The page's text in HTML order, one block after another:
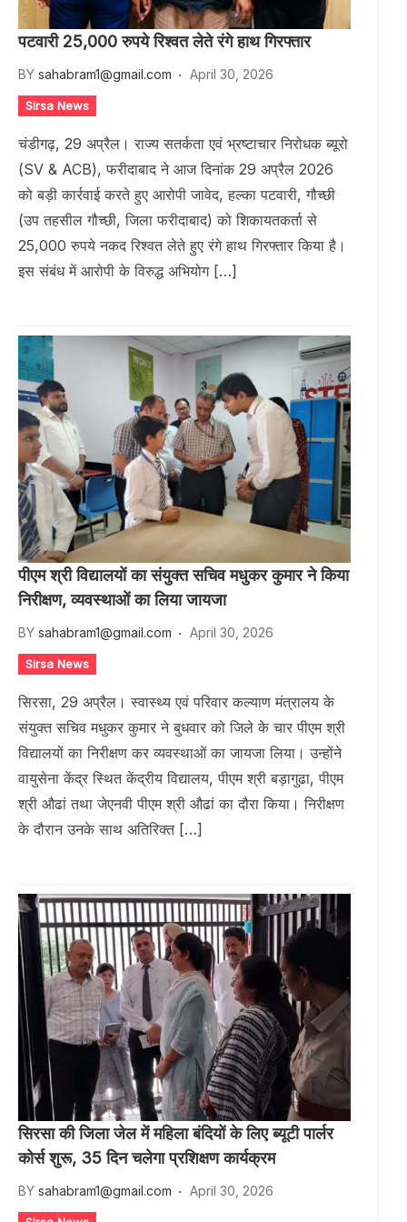
पटवारी 25,000 रुपये रिश्वत लेते रंगे हाथ गिरफ्तार
BY sahabram1@gmail.com April 30, 2026
Sirsa News
चंडीगढ़, 29 अप्रैल। राज्य सतर्कता एवं भ्रष्टाचार निरोधक ब्यूरो
(SV & ACB), फरीदाबाद ने आज दिनांक 29 अप्रैल 2026
को बड़ी कार्रवाई करते हुए आरोपी जावेद, हल्का पटवारी, गौच्छी
(उप तहसील गौच्छी, जिला फरीदाबाद) को शिकायतकर्ता से
25,000 रुपये नकद रिश्वत लेते हुए रंगे हाथ गिरफ्तार किया है।
इस संबंध में आरोपी के विरुद्ध अभियोग […]
पीएम श्री विद्यालयों का संयुक्त सचिव मधुकर कुमार ने किया
निरीक्षण, व्यवस्थाओं का लिया जायजा
BY sahabram1@gmail.com April 30, 2026
Sirsa News
सिरसा, 29 अप्रैल। स्वास्थ्य एवं परिवार कल्याण मंत्रालय के
संयुक्त सचिव मधुकर कुमार ने बुधवार को जिले के चार पीएम श्री
विद्यालयों का निरीक्षण कर व्यवस्थाओं का जायजा लिया। उन्होंने
वायुसेना केंद्र स्थित केंद्रीय विद्यालय, पीएम श्री बड़ागुढा, पीएम
श्री औढां तथा जेएनवी पीएम श्री औढां का दौरा किया। निरीक्षण
के दौरान उनके साथ अतिरिक्त […]
सिरसा की जिला जेल में महिला बंदियों के लिए ब्यूटी पार्लर
कोर्स शुरू, 35 दिन चलेगा प्रशिक्षण कार्यक्रम
BY sahabram1@gmail.com April 30, 2026